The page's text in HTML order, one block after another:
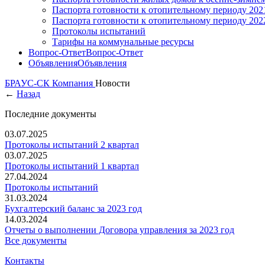
Паспорта готовности к отопительному периоду
Паспорта готовности к отопительному периоду
Протоколы испытаний
Тарифы на коммунальные ресурсы
Вопрос-ОтветВопрос-Ответ
ОбъявленияОбъявления
БРАУС-СК Компания Новости
← Назад
Последние документы
03.07.2025
Протоколы испытаний 2 квартал
03.07.2025
Протоколы испытаний 1 квартал
27.04.2024
Протоколы испытаний
31.03.2024
Бухгалтерский баланс за 2023 год
14.03.2024
Отчеты о выполнении Договора управления за 2023 год
Все документы
Контакты